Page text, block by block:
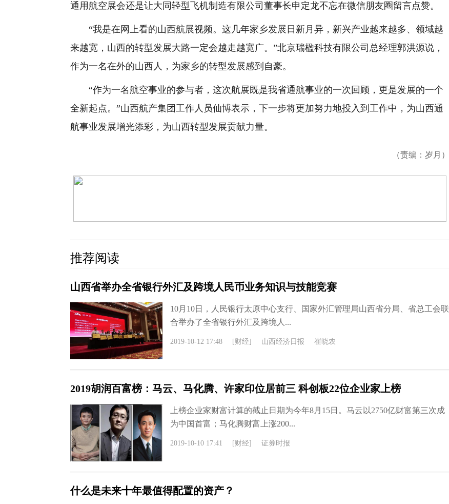
通用航空展会还是让大同轻型飞机制造有限公司董事长申定龙不忘在微信朋友圈留言点赞。
“我是在网上看的山西航展视频。这几年家乡发展日新月异，新兴产业越来越多、领域越
来越宽，山西的转型发展大路一定会越走越宽广。”北京瑞楹科技有限公司总经理郭洪源说，
作为一名在外的山西人，为家乡的转型发展感到自豪。
“作为一名航空事业的参与者，这次航展既是我省通航事业的一次回顾，更是发展的一个
全新起点。”山西航产集团工作人员仙博表示，下一步将更加努力地投入到工作中，为山西通
航事业发展增光添彩，为山西转型发展贡献力量。
（责编：岁月）
推荐阅读
山西省举办全省银行外汇及跨境人民币业务知识与技能竞赛
10月10日，人民银行太原中心支行、国家外汇管理局山西省分局、省总工会联
合举办了全省银行外汇及跨境人...
2019-10-12 17:48 [财经] 山西经济日报 崔晓农
2019胡润百富榜：马云、马化腾、许家印位居前三 科创板22位企业家上榜
上榜企业家财富计算的截止日期为今年8月15日。马云以2750亿财富第三次成
为中国首富；马化腾财富上涨200...
2019-10-10 17:41 [财经] 证券时报
什么是未来十年最值得配置的资产？